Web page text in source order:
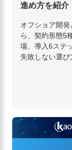
進め方を紹介
オフショア開
ら、契約形態5
場、導入6ステ
失敗しない選び